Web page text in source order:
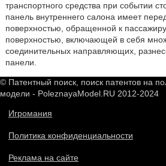
транспортного средства при событии
панель внутреннего салона имеет
поверхностью, обращенной к
поверхностью, включающей в себя
соединительных направляющих,
панели.
© Патентный поиск, поиск патентов на
модели - PoleznayaModel.RU 2012-2024
Игромания
Политика конфиденциальности
Реклама на сайте